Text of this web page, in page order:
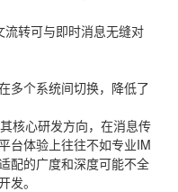
流转可与即时消息无缝对
多个系统间切换，降低了
核心研发方向，在消息传
台体验上往往不如专业IM
配的广度和深度可能不全
发。